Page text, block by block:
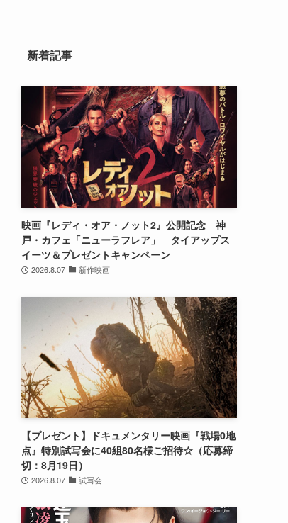
新着記事
映画『レディ・オア・ノット2』公開記念 神
戸・カフェ「ニューラフレア」 タイアップス
イーツ＆プレゼントキャンペーン
2026.8.07 新作映画
【プレゼント】ドキュメンタリー映画『戦場0地
点』特別試写会に40組80名様ご招待☆（応募締
切：8月19日）
2026.8.07 試写会